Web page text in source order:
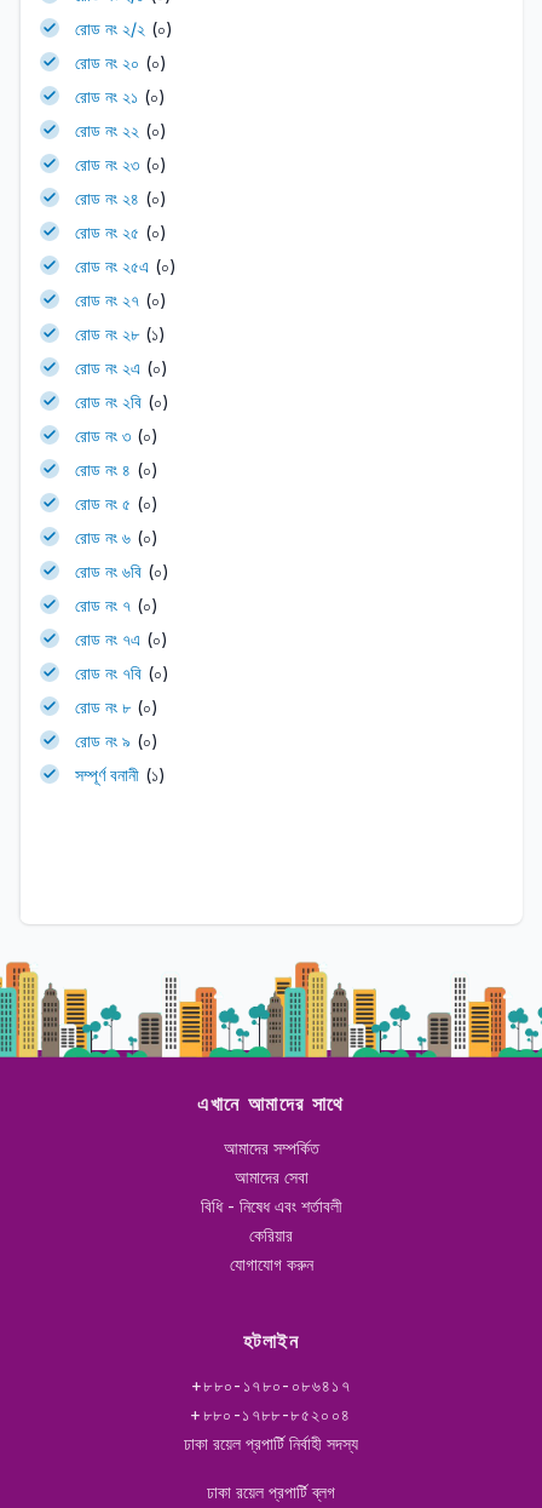
রোড নং ২/২ (০)
রোড নং ২০ (০)
রোড নং ২১ (০)
রোড নং ২২ (০)
রোড নং ২৩ (০)
রোড নং ২৪ (০)
রোড নং ২৫ (০)
রোড নং ২৫এ (০)
রোড নং ২৭ (০)
রোড নং ২৮ (১)
রোড নং ২এ (০)
রোড নং ২বি (০)
রোড নং ৩ (০)
রোড নং ৪ (০)
রোড নং ৫ (০)
রোড নং ৬ (০)
রোড নং ৬বি (০)
রোড নং ৭ (০)
রোড নং ৭এ (০)
রোড নং ৭বি (০)
রোড নং ৮ (০)
রোড নং ৯ (০)
সম্পূর্ণ বনানী (১)
এখানে আমাদের সাথে
আমাদের সম্পর্কিত
আমাদের সেবা
বিধি - নিষেধ এবং শর্তাবলী
কেরিয়ার
যোগাযোগ করুন
হটলাইন
+৮৮০-১৭৮০-০৮৬৪১৭
+৮৮০-১৭৮৮-৮৫২০০৪
ঢাকা রয়েল প্রপার্টি নির্বাহী সদস্য
ঢাকা রয়েল প্রপার্টি ব্লগ